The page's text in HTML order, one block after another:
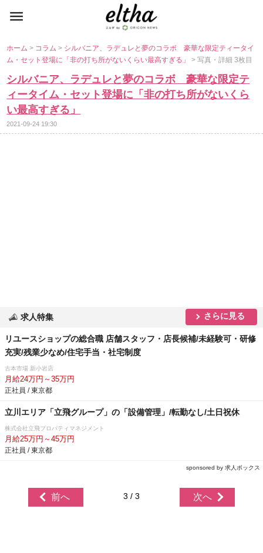
ホーム> コラム> シルバニア、ラデュレと夢のコラボ 豪華な限定ティータイ
ム・セット登場に「非の打ち所がないくらい最高すぎる」> 写真・詳細 3枚目
シルバニア、ラデュレと夢のコラボ 豪華な限定テ
ィータイム・セット登場に「非の打ち所がないくら
い最高すぎる」
2021-09-24 19:30
求人特集 さらに見る
リユースショップの総合職 店舗スタッフ・店長候補/未経験可・研修
充実/残業少なめ/住宅手当・社宅制度
古本市場 新小岩店
月給24万円～35万円
正社員 / 東京都
立川エリア「立飛グループ」の「設備管理」/転勤なし/土日祝休
株式会社立飛プロパティマネジメント
月給25万円～45万円
正社員 / 東京都
sponsored by 求人ボックス
前へ 3 / 3 次へ